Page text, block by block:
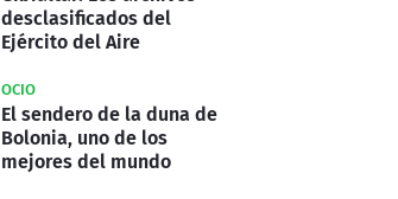
desclasificados del
Ejército del Aire
OCIO
El sendero de la duna de
Bolonia, uno de los
mejores del mundo